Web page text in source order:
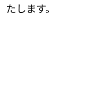
たします。